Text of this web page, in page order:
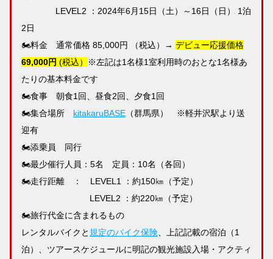
LEVEL2 ：2024年6月15日（土）～16日（日） 1泊
2日
🏍料金 通常価格 85,000円 （税込）→ デビュー応援価格
69,000円 (税込）
※左記は1名様1室利用時のおとな1名様あ
たりの基本料金です
🏍食事 朝食1回、昼食2回、夕食1回
🏍集合場所 kitakaruBASE （群馬県） ※軽井沢駅より送
迎有
🏍添乗員 同行
🏍最少催行人員：5名 定員：10名（各回）
🏍走行距離 ： LEVEL1 ：約150㎞（予定）
LEVEL2 ：約220㎞（予定）
🏍旅行代金に含まれるもの
レンタルバイクと規定のバイク保険 、上記記載の宿泊（1
泊）、ツアースケジュールに明記の観光施設入場・アクティ